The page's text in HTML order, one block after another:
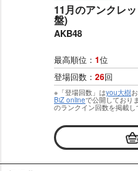
11月のアンクレ
盤)
AKB48
最高順位： 1位
登場回数： 26回
※「登場回数」はyou大樹
BiZ onlineで公開しており
のランクイン回数を掲載し